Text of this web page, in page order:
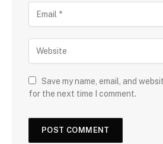
Save my name, email, and
for the next time I comment.